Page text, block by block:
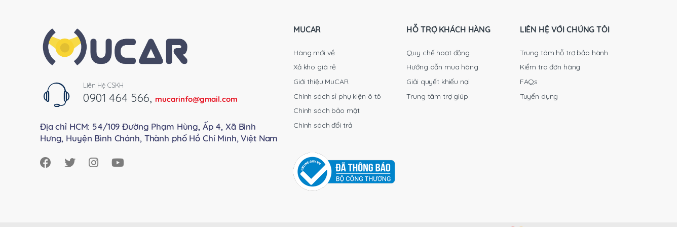
Liên Hệ CSKH
0901 464 566, mucarinfo@gmail.com
Địa chỉ HCM: 54/109 Đường Phạm Hùng, Ấp 4, Xã Bình
Hưng, Huyện Bình Chánh, Thành phố Hồ Chí Minh, Việt Nam
MUCAR
Hàng mới về
Xả kho giá rẻ
Giới thiệu MuCAR
Chính sách sỉ phụ kiện ô tô
Chính sách bảo mật
Chính sách đổi trả
HỖ TRỢ KHÁCH HÀNG
Quy chế hoạt động
Hướng dẫn mua hàng
Giải quyết khiếu nại
Trung tâm trợ giúp
LIÊN HỆ VỚI CHÚNG TÔI
Trung tâm hỗ trợ bảo hành
Kiểm tra đơn hàng
FAQs
Tuyển dụng